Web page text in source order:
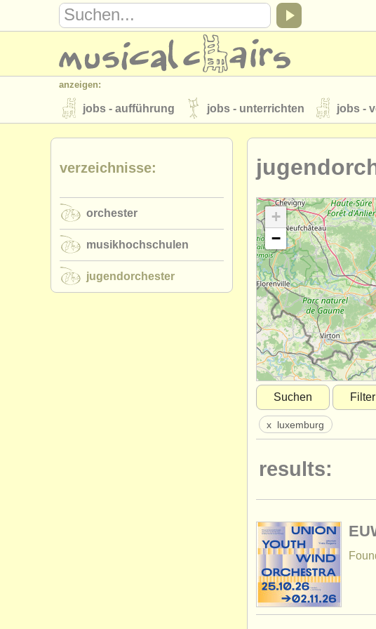
anzeigen:
jobs - aufführung jobs - unterrichten jobs -
instrumentenverkauf gestohlene instrumente
verzeichnisse:
musicalchairs:
rss feeds
verlage:
anzeige veröffentlichen find out about ourATS
+
−
Suchen
Filter
x luxemburg
results:
verzeichnisse:
orchester
musikhochschulen
jugendorchester